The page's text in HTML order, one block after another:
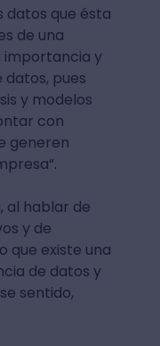
datos que ésta
de una
importancia y
pues
y modelos
con
generen
al hablar de
y de
que existe una
de datos y
sentido,